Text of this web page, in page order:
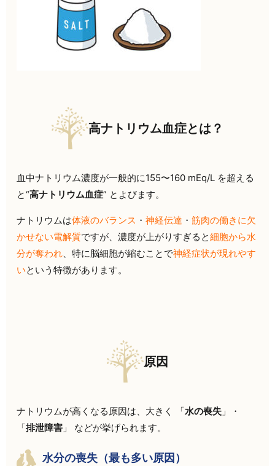
高ナトリウム血症とは？
血中ナトリウム濃度が一般的に155〜160 mEq/L を超える
と“高ナトリウム血症” とよびます。
ナトリウムは体液のバランス ・神経伝達 ・筋肉の働きに欠
かせない電解質ですが、濃度が上がりすぎると細胞から水
分が奪われ、特に脳細胞が縮むことで神経症状が現れやす
いという特徴があります。
原因
ナトリウムが高くなる原因は、大きく 「水の喪失 」・
「排泄障害 」 などが挙げられます。
水分の喪失（最も多い原因）